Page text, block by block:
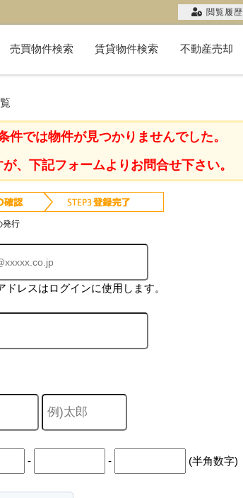
売買物件検索 賃貸物件検索 不動産売却
件では物件が見つかりませんでした。
、下記フォームよりお問合せ下さい。
発行
レスはログインに使用します。
- - (半角数字)
閲覧履歴